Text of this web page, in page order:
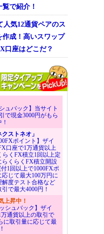
で紹介！
人気12通貨ペアのス
作成！高いスワップ
口座はどこだ？
ュバック】当サイト
で現金3000円がもら
ストネオ」
ポイント】ザイ
口座で1万通貨以上
らくFX積立1回以上定
らくらくFX積立開設
1回以上で1000FXポ
じて最大100万円に
度テスト合格など
で最大4000円！
上昇中！
シュバック】ザイ
通貨以上の取引で
に取引量に応じて最